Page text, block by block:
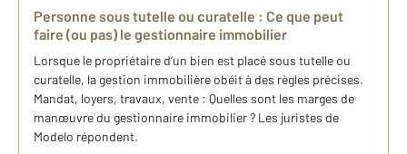
Personne sous tutelle ou curatelle : Ce que peut
faire (ou pas) le gestionnaire immobilier
Lorsque le propriétaire d’un bien est placé sous tutelle ou
curatelle, la gestion immobilière obéit à des règles précises.
Mandat, loyers, travaux, vente : Quelles sont les marges de
manœuvre du gestionnaire immobilier ? Les juristes de
Modelo répondent.